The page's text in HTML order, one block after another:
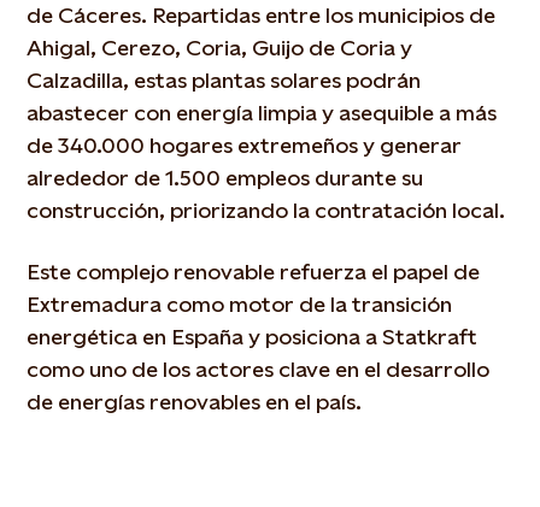
de Cáceres. Repartidas entre los municipios de
Ahigal, Cerezo, Coria, Guijo de Coria y
Calzadilla, estas plantas solares podrán
abastecer con energía limpia y asequible a más
de 340.000 hogares extremeños y generar
alrededor de 1.500 empleos durante su
construcción, priorizando la contratación local.
Este complejo renovable refuerza el papel de
Extremadura como motor de la transición
energética en España y posiciona a Statkraft
como uno de los actores clave en el desarrollo
de energías renovables en el país.